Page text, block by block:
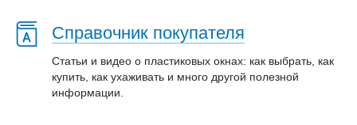
Справочник покупателя
Статьи и видео о пластиковых окнах: как выбрать, как
купить, как ухаживать и много другой полезной
информации.